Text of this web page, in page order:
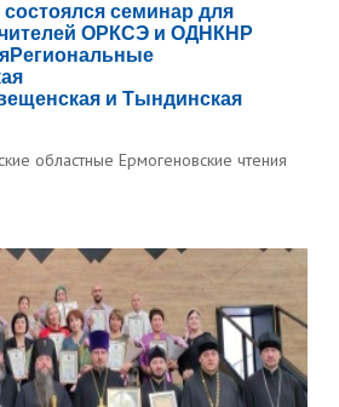
семинар для
ОРКСЭ и ОДНКНР
и Тындинская
областные Ермогеновские чтения